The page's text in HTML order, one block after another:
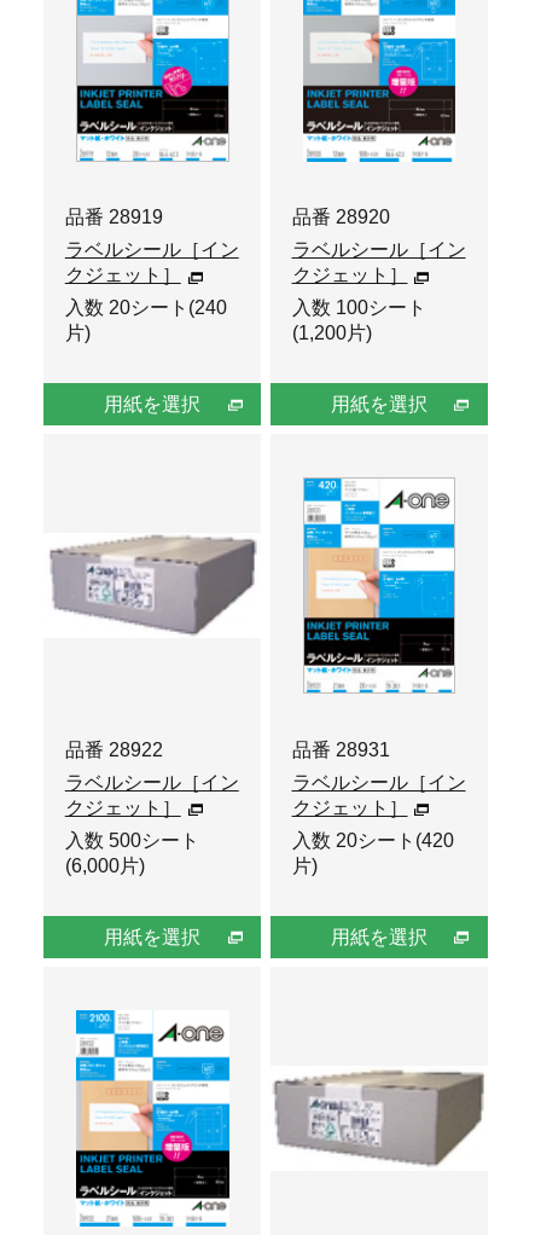
品番 28919
ラベルシール［イン
クジェット］
入数 20シート(240
片)
用紙を選択
品番 28920
ラベルシール［イン
クジェット］
入数 100シート
(1,200片)
用紙を選択
品番 28922
ラベルシール［イン
クジェット］
入数 500シート
(6,000片)
用紙を選択
品番 28931
ラベルシール［イン
クジェット］
入数 20シート(420
片)
用紙を選択